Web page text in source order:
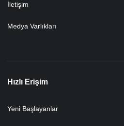
İletişim
Medya Varlıkları
Hızlı Erişim
Yeni Başlayanlar